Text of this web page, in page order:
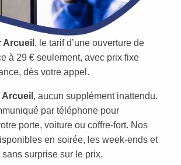
Arcueil , le tarif d’une ouverture de
à 29 € seulement, avec prix fixe
dès votre appel.
, aucun supplément inattendu.
par téléphone pour
porte, voiture ou coffre-fort. Nos
en soirée, les week-ends et
sans surprise sur le prix.